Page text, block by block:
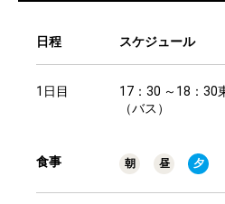
日程
1日目
スケジュール
17：30 ～18：30
（バス）
食事 朝 昼 夕